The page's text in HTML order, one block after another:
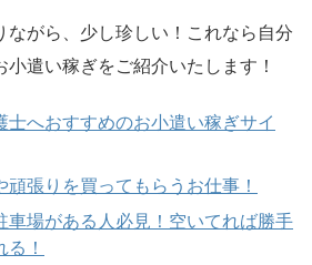
ながら、少し珍しい！これなら自分
遣い稼ぎをご紹介いたします！
士へおすすめのお小遣い稼ぎサイ
頑張りを買ってもらうお仕事！
車場がある人必見！空いてれば勝手
！